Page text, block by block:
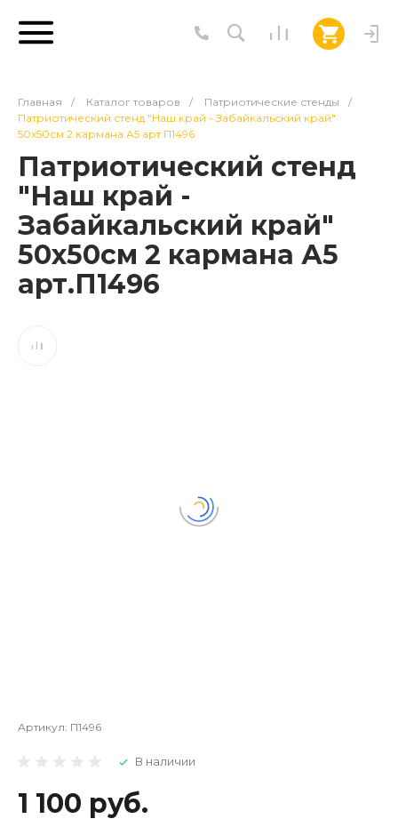
Главная / Каталог товаров / Патриотические стенды
/
Патриотический стенд "Наш край - Забайкальский край"
50х50см 2 кармана А5 арт.П1496
Патриотический стенд
"Наш край -
Забайкальский край"
50х50см 2 кармана А5
арт.П1496
Артикул: П1496
В наличии
1 100 руб.